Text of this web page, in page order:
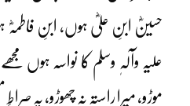
حسینؓ ابنِ علیؓ ہوں، ابنِ فاطمہؓ
علیہ وآلہٖ وسلم کا نواسہ ہوں مجھے
موڑو، میرا راستہ نہ چھوڑو، یہ